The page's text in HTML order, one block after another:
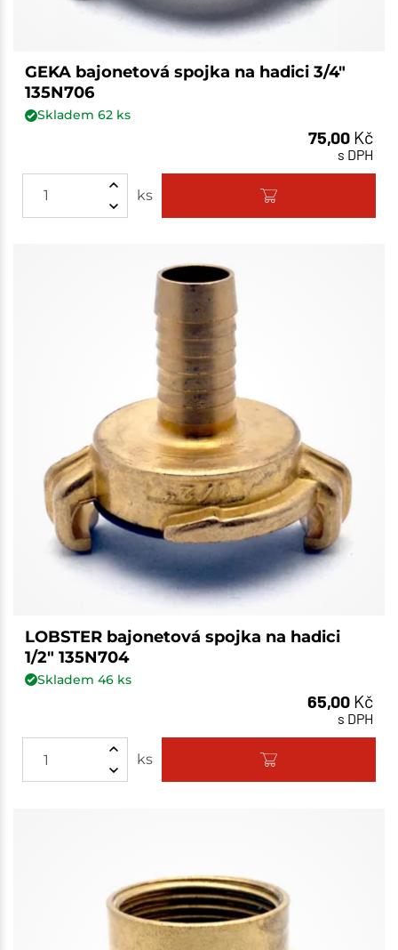
GEKA bajonetová spojka na hadici 3/4"
135N706
Skladem 62ks
75,00 Kč
s DPH
ks
LOBSTER bajonetová spojka na hadici
1/2" 135N704
Skladem 46ks
65,00 Kč
s DPH
ks